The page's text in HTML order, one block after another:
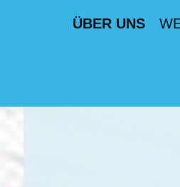
ÜBER UNS